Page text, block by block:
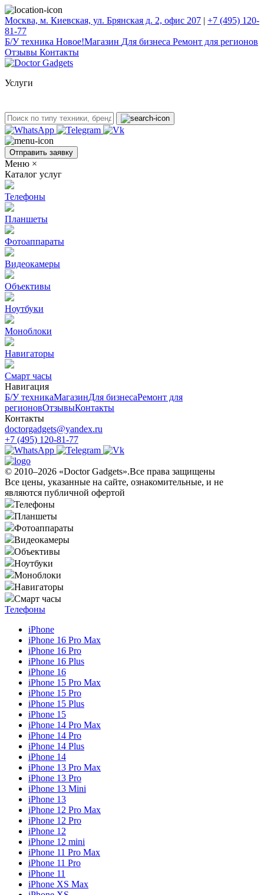
Москва, м. Киевская, ул. Брянская д. 2, офис 207 | +7 (495) 120-
81-77
Б/У техникa Новое!Магазин Для бизнеса Ремонт для регионов
Отзывы Контакты
Услуги
Отправить заявку
Меню ×
Каталог услуг
Телефоны
Планшеты
Фотоаппараты
Видеокамеры
Объективы
Ноутбуки
Моноблоки
Навигаторы
Смарт часы
Навигация
Б/У техникaМагазинДля бизнесаРемонт для
регионовОтзывыКонтакты
Контакты
doctorgadgets@yandex.ru
+7 (495) 120-81-77
© 2010–2026 «Doctor Gadgets».Все права защищены
Все цены, указанные на сайте, ознакомительные, и не
являются публичной офертой
Телефоны
Планшеты
Фотоаппараты
Видеокамеры
Объективы
Ноутбуки
Моноблоки
Навигаторы
Смарт часы
Телефоны
iPhone
iPhone 16 Pro Max
iPhone 16 Pro
iPhone 16 Plus
iPhone 16
iPhone 15 Pro Max
iPhone 15 Pro
iPhone 15 Plus
iPhone 15
iPhone 14 Pro Max
iPhone 14 Pro
iPhone 14 Plus
iPhone 14
iPhone 13 Pro Max
iPhone 13 Pro
iPhone 13 Mini
iPhone 13
iPhone 12 Pro Max
iPhone 12 Pro
iPhone 12
iPhone 12 mini
iPhone 11 Pro Max
iPhone 11 Pro
iPhone 11
iPhone XS Max